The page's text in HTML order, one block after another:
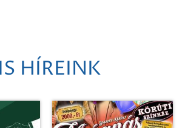
HÍREINK